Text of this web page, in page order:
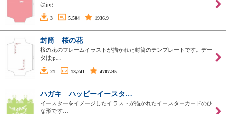
はjpg…
3 5,504 1936.9
封筒 桜の花
桜の花のフレームイラストが描かれた封筒のテンプレートです。デー
タはjp…
21 13,241 4707.85
ハガキ ハッピーイースタ…
イースターをイメージしたイラストが描かれたイースターカードのひ
な形です…